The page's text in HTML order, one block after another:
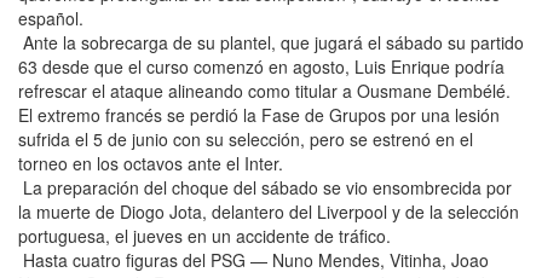
español.
Ante la sobrecarga de su plantel, que jugará el sábado su partido
63 desde que el curso comenzó en agosto, Luis Enrique podría
refrescar el ataque alineando como titular a Ousmane Dembélé.
El extremo francés se perdió la Fase de Grupos por una lesión
sufrida el 5 de junio con su selección, pero se estrenó en el
torneo en los octavos ante el Inter.
La preparación del choque del sábado se vio ensombrecida por
la muerte de Diogo Jota, delantero del Liverpool y de la selección
portuguesa, el jueves en un accidente de tráfico.
Hasta cuatro figuras del PSG — Nuno Mendes, Vitinha, Joao